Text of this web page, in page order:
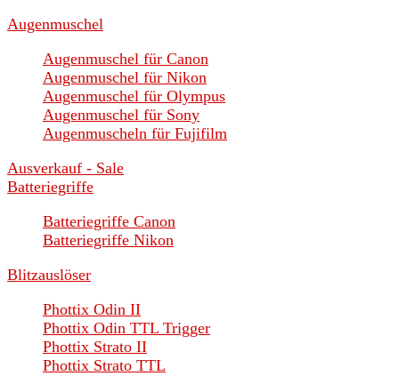
Augenmuschel
Augenmuschel für Canon
Augenmuschel für Nikon
Augenmuschel für Olympus
Augenmuschel für Sony
Augenmuscheln für Fujifilm
Ausverkauf - Sale
Batteriegriffe
Batteriegriffe Canon
Batteriegriffe Nikon
Blitzauslöser
Phottix Odin II
Phottix Odin TTL Trigger
Phottix Strato II
Phottix Strato TTL